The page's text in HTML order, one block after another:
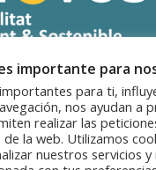
importante para
para ti,
nos ayudan a
realizar las
la web. Utilizamos
nuestros servicios